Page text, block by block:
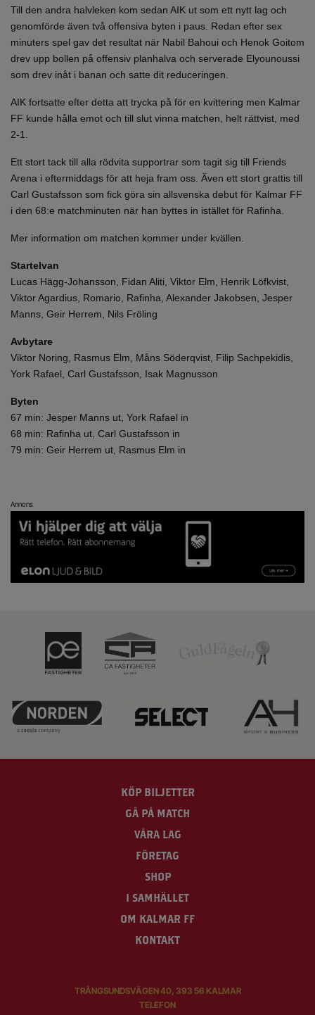
Till den andra halvleken kom sedan AIK ut som ett nytt lag och
genomförde även två offensiva byten i paus. Redan efter sex
minuters spel gav det resultat när Nabil Bahoui och Henok Goitom
drev upp bollen på offensiv planhalva och serverade Elyounoussi
som drev inåt i banan och satte dit reduceringen.
AIK fortsatte efter detta att trycka på för en kvittering men Kalmar
FF kunde hålla emot och till slut vinna matchen, helt rättvist, med
2-1.
Ett stort tack till alla rödvita supportrar som tagit sig till Friends
Arena i eftermiddags för att heja fram oss. Även ett stort grattis till
Carl Gustafsson som fick göra sin allsvenska debut för Kalmar FF
i den 68:e matchminuten när han byttes in istället för Rafinha.
Mer information om matchen kommer under kvällen.
Startelvan
Lucas Hägg-Johansson, Fidan Aliti, Viktor Elm, Henrik Löfkvist,
Viktor Agardius, Romario, Rafinha, Alexander Jakobsen, Jesper
Manns, Geir Herrem, Nils Fröling
Avbytare
Viktor Noring, Rasmus Elm, Måns Söderqvist, Filip Sachpekidis,
York Rafael, Carl Gustafsson, Isak Magnusson
Byten
67 min: Jesper Manns ut, York Rafael in
68 min: Rafinha ut, Carl Gustafsson in
79 min: Geir Herrem ut, Rasmus Elm in
Annons
KÖP BILJETTER
GÅ PÅ MATCH
VÅRA LAG
FÖRETAG
SHOP
I SAMHÄLLET
OM KALMAR FF
KONTAKT
TRÅNGSUNDSVÄGEN 40, 393 56 KALMAR
TELEFON